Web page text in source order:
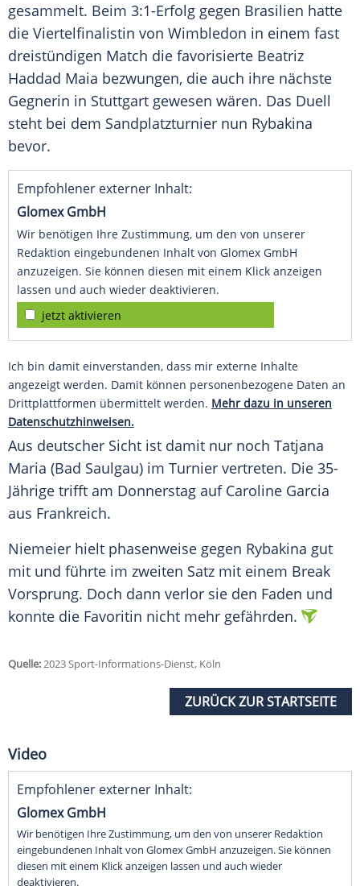
gesammelt. Beim 3:1-Erfolg gegen Brasilien hatte
die Viertelfinalistin von Wimbledon in einem fast
dreistündigen Match die favorisierte Beatriz
Haddad Maia bezwungen, die auch ihre nächste
Gegnerin in Stuttgart gewesen wären. Das Duell
steht bei dem Sandplatzturnier nun Rybakina
bevor.
Empfohlener externer Inhalt:
Glomex GmbH
Wir benötigen Ihre Zustimmung, um den von unserer
Redaktion eingebundenen Inhalt von Glomex GmbH
anzuzeigen. Sie können diesen mit einem Klick anzeigen
lassen und auch wieder deaktivieren.
jetzt aktivieren
Ich bin damit einverstanden, dass mir externe Inhalte
angezeigt werden. Damit können personenbezogene Daten an
Drittplattformen übermittelt werden. Mehr dazu in unseren
Datenschutzhinweisen.
Aus deutscher Sicht ist damit nur noch Tatjana
Maria (Bad Saulgau) im Turnier vertreten. Die 35-
Jährige trifft am Donnerstag auf Caroline Garcia
aus Frankreich.
Niemeier hielt phasenweise gegen Rybakina gut
mit und führte im zweiten Satz mit einem Break
Vorsprung. Doch dann verlor sie den Faden und
konnte die Favoritin nicht mehr gefährden.
Quelle:2023 Sport-Informations-Dienst, Köln
ZURÜCK ZUR STARTSEITE
Video
Empfohlener externer Inhalt:
Glomex GmbH
Wir benötigen Ihre Zustimmung, um den von unserer Redaktion
eingebundenen Inhalt von Glomex GmbH anzuzeigen. Sie können
diesen mit einem Klick anzeigen lassen und auch wieder
deaktivieren.